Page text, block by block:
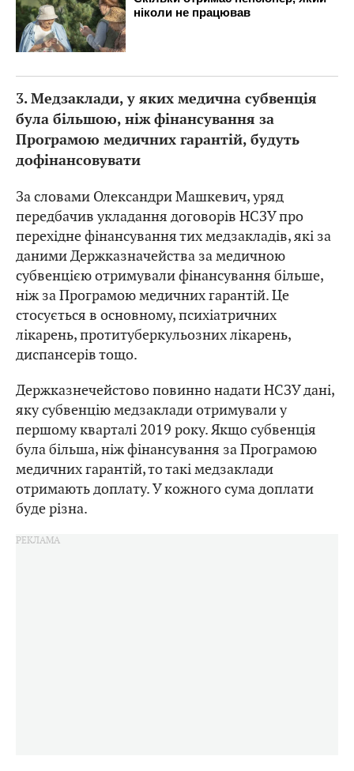
3. Медзаклади, у яких медична субвенція
була більшою, ніж фінансування за
Програмою медичних гарантій, будуть
дофінансовувати
За словами Олександри Машкевич, уряд
передбачив укладання договорів НСЗУ про
перехідне фінансування тих медзакладів, які за
даними Держказначейства за медичною
субвенцією отримували фінансування більше,
ніж за Програмою медичних гарантій. Це
стосується в основному, психіатричних
лікарень, протитуберкульозних лікарень,
диспансерів тощо.
Держказнечейстово повинно надати НСЗУ дані,
яку субвенцію медзаклади отримували у
першому кварталі 2019 року. Якщо субвенція
була більша, ніж фінансування за Програмою
медичних гарантій, то такі медзаклади
отримають доплату. У кожного сума доплати
буде різна.